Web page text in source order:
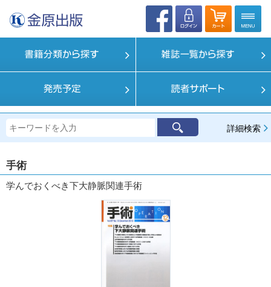
詳細検索
手術
学んでおくべき下大静脈関連手術